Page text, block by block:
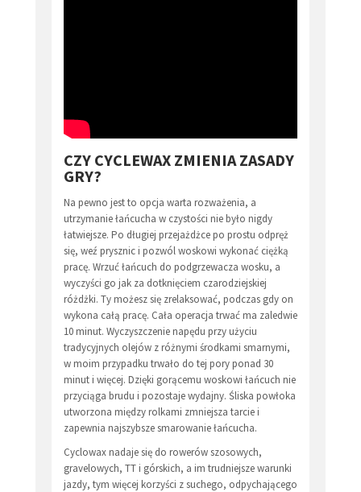
CZY CYCLEWAX ZMIENIA ZASADY
GRY?
Na pewno jest to opcja warta rozważenia, a
utrzymanie łańcucha w czystości nie było nigdy
łatwiejsze. Po długiej przejażdżce po prostu odpręż
się, weź prysznic i pozwól woskowi wykonać ciężką
pracę. Wrzuć łańcuch do podgrzewacza wosku, a
wyczyści go jak za dotknięciem czarodziejskiej
różdżki. Ty możesz się zrelaksować, podczas gdy on
wykona całą pracę. Cała operacja trwać ma zaledwie
10 minut. Wyczyszczenie napędu przy użyciu
tradycyjnych olejów z różnymi środkami smarnymi,
w moim przypadku trwało do tej pory ponad 30
minut i więcej. Dzięki gorącemu woskowi łańcuch nie
przyciąga brudu i pozostaje wydajny. Śliska powłoka
utworzona między rolkami zmniejsza tarcie i
zapewnia najszybsze smarowanie łańcucha.
Cyclowax nadaje się do rowerów szosowych,
gravelowych, TT i górskich, a im trudniejsze warunki
jazdy, tym więcej korzyści z suchego, odpychającego